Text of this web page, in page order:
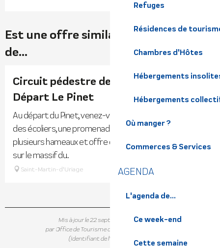
Refuges
Résidences de
Chambres d'Hôtes
Hébergements
Hébergements
Où manger ?
Commerces & Services
AGENDA
L'agenda de...
Ce week-end
Cette semaine
Est une offre similaire à proximité
de...
Circuit pédestre des écoliers - 2h -
Départ Le Pinet
Au départ du Pinet, venez-vous baladez sur le circuit
des écoliers, une promenade sans difficulté qui relie
plusieurs hameaux et offre de nombreux panoramas
sur le massif du...
Saint-Martin-d'Uriage
Mis à jour le 22 septembre 2025 à 16:56
par Office de Tourisme de Belledonne Chartreuse
(Identifiant de l'offre :
5153386